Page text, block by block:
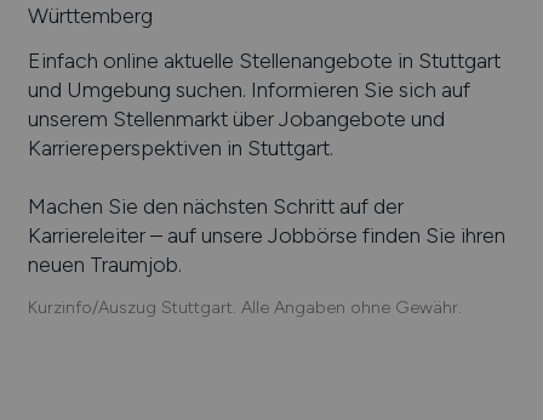
Württemberg
Einfach online aktuelle Stellenangebote in Stuttgart
und Umgebung suchen. Informieren Sie sich auf
unserem Stellenmarkt über Jobangebote und
Karriereperspektiven in Stuttgart.
Machen Sie den nächsten Schritt auf der
Karriereleiter – auf unsere Jobbörse finden Sie ihren
neuen Traumjob.
Kurzinfo/Auszug Stuttgart. Alle Angaben ohne Gewähr.